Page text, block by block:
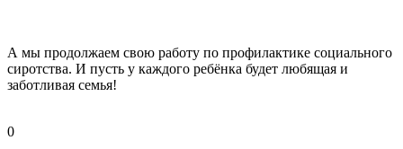
А мы продолжаем свою работу по профилактике социального
сиротства. И пусть у каждого ребёнка будет любящая и
заботливая семья!
0